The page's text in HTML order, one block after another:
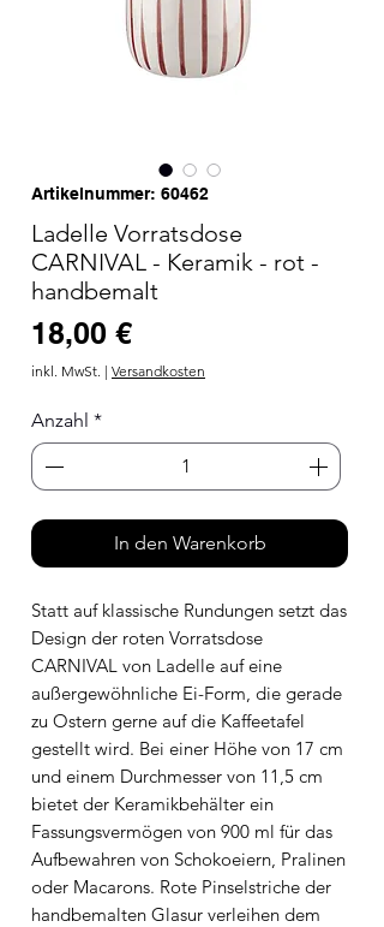
Artikelnummer: 60462
Ladelle Vorratsdose
CARNIVAL - Keramik - rot -
handbemalt
18,00 €Preis
inkl. MwSt. | Versandkosten
Anzahl *
In den Warenkorb
Statt auf klassische Rundungen setzt das
Design der roten Vorratsdose
CARNIVAL von Ladelle auf eine
außergewöhnliche Ei-Form, die gerade
zu Ostern gerne auf die Kaffeetafel
gestellt wird. Bei einer Höhe von 17 cm
und einem Durchmesser von 11,5 cm
bietet der Keramikbehälter ein
Fassungsvermögen von 900 ml für das
Aufbewahren von Schokoeiern, Pralinen
oder Macarons. Rote Pinselstriche der
handbemalten Glasur verleihen dem